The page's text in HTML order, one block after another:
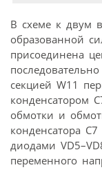
В схеме к двум
образованной
присоединена
секцией W11
конденсатором
обмотки и
конденсатора
диодами
переменного